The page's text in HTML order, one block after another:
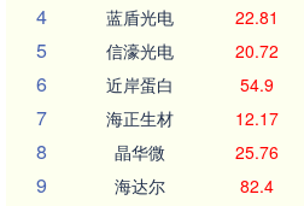
4 蓝盾光电 22.81
5 信濠光电 20.72
6 近岸蛋白 54.9
7 海正生材 12.17
8 晶华微 25.76
9 海达尔 82.4